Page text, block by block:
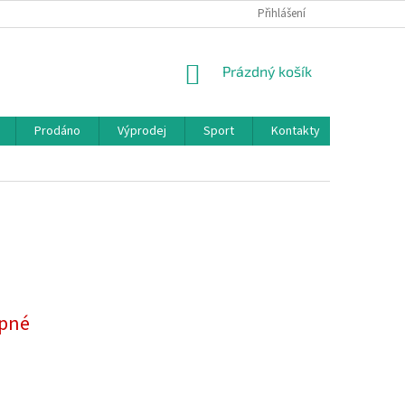
Přihlášení
NÁKUPNÍ
Prázdný košík
Prodáno Výprodej Sport
Kontakty